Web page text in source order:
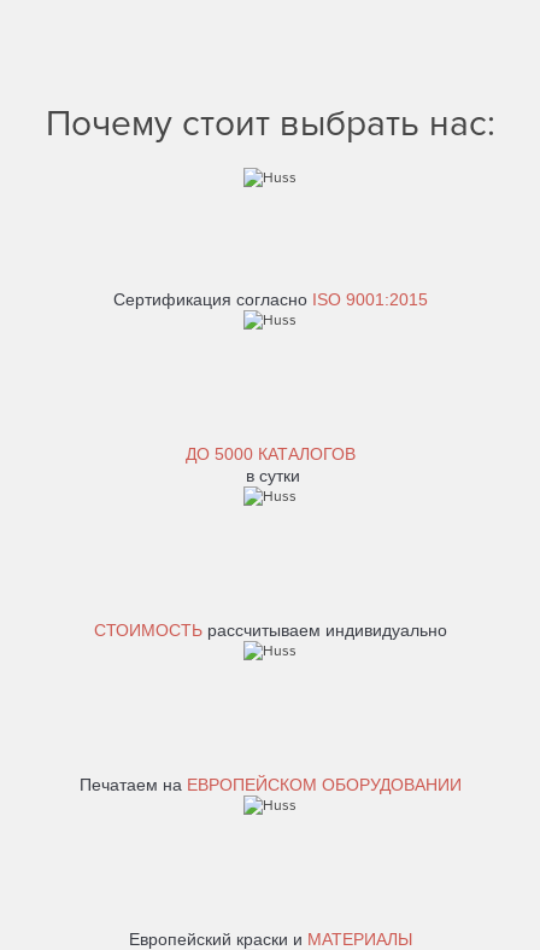
Почему стоит выбрать нас:
Сертификация согласноISO 9001:2015
ДО 5000 КАТАЛОГОВ
в сутки
СТОИМОСТЬрассчитываем индивидуально
Печатаем на ЕВРОПЕЙСКОМ ОБОРУДОВАНИИ
Европейский краски и МАТЕРИАЛЫ